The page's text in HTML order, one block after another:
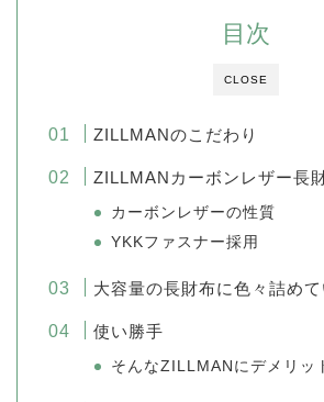
CLOSE
目次
ZILLMANのこだわり
ZILLMANカーボンレザー長
カーボンレザーの性質
YKKファスナー採用
大容量の長財布に色々詰めて
使い勝手
そんなZILLMANにデメリッ